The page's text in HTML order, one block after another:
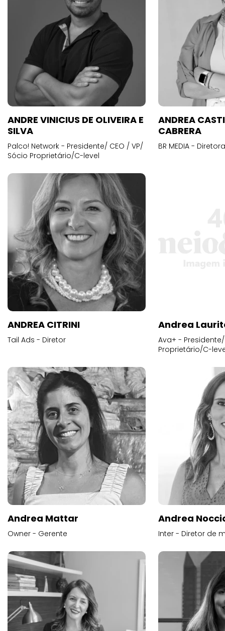
ANDRE VINICIUS DE OLIVEIRA E
SILVA
Palco! Network - Presidente/ CEO / VP/
Sócio Proprietário/C-level
ANDREA
CABRERA
BR MEDIA -
ANDREA CITRINI
Tail Ads - Diretor
Andrea
Ava+ -
Proprietário/C-
Andrea Mattar
Owner - Gerente
Andrea
Inter - Diretor de